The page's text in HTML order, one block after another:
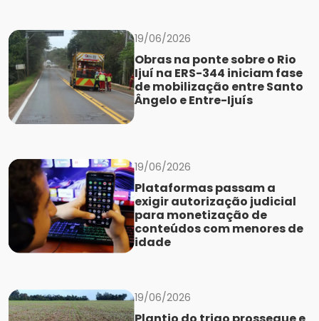
19/06/2026
Obras na ponte sobre o Rio
Ijuí na ERS-344 iniciam fase
de mobilização entre Santo
Ângelo e Entre-Ijuís
19/06/2026
Plataformas passam a
exigir autorização judicial
para monetização de
conteúdos com menores de
idade
19/06/2026